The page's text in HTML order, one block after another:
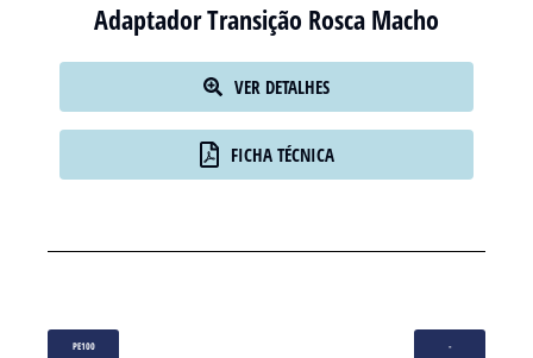
Adaptador Transição Rosca Macho
VER DETALHES
FICHA TÉCNICA
PE100 -